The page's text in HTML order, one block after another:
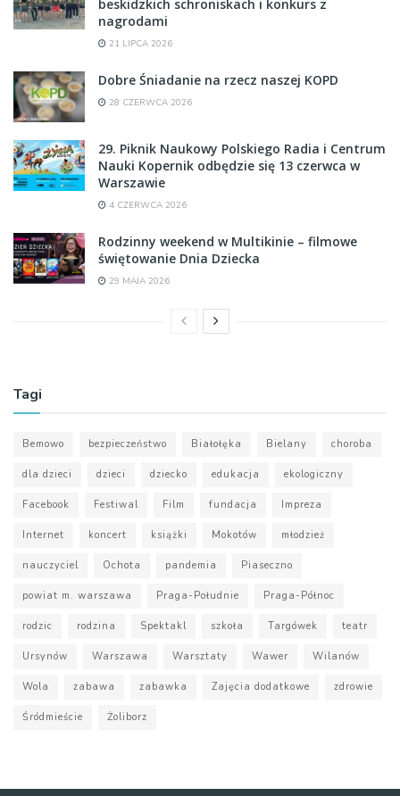
beskidzkich schroniskach i konkurs z
nagrodami
21 LIPCA 2026
Dobre Śniadanie na rzecz naszej KOPD
28 CZERWCA 2026
29. Piknik Naukowy Polskiego Radia i Centrum
Nauki Kopernik odbędzie się 13 czerwca w
Warszawie
4 CZERWCA 2026
Rodzinny weekend w Multikinie – filmowe
świętowanie Dnia Dziecka
29 MAJA 2026
Tagi
Bemowo bezpieczeństwo Białołęka Bielany choroba
dla dzieci dzieci dziecko edukacja ekologiczny
Facebook Festiwal Film fundacja Impreza
Internet koncert książki Mokotów młodzież
nauczyciel Ochota pandemia Piaseczno
powiat m. warszawa Praga-Południe Praga-Północ
rodzic rodzina Spektakl szkoła Targówek teatr
Ursynów Warszawa Warsztaty Wawer Wilanów
Wola zabawa zabawka Zajęcia dodatkowe zdrowie
Śródmieście Żoliborz